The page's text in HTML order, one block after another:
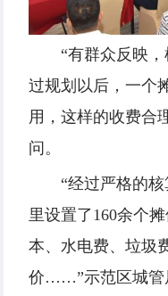
“有群众反映
过规划以后，一个
用，这样的收费合
问。
“经过严格的
里设置了160余个
本、水电费、垃圾
价……”示范区城管